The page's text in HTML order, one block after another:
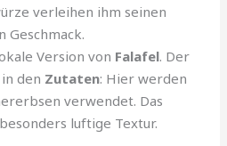
verleihen ihm seinen
Geschmack.
Version von Falafel. Der
den Zutaten: Hier werden
verwendet. Das
luftige Textur.